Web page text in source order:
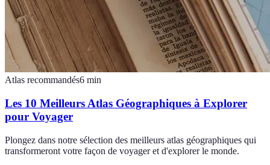
Atlas recommandés6 min
Les 10 Meilleurs Atlas Géographiques à Explorer
pour Voyager
Plongez dans notre sélection des meilleurs atlas géographiques qui
transformeront votre façon de voyager et d'explorer le monde.